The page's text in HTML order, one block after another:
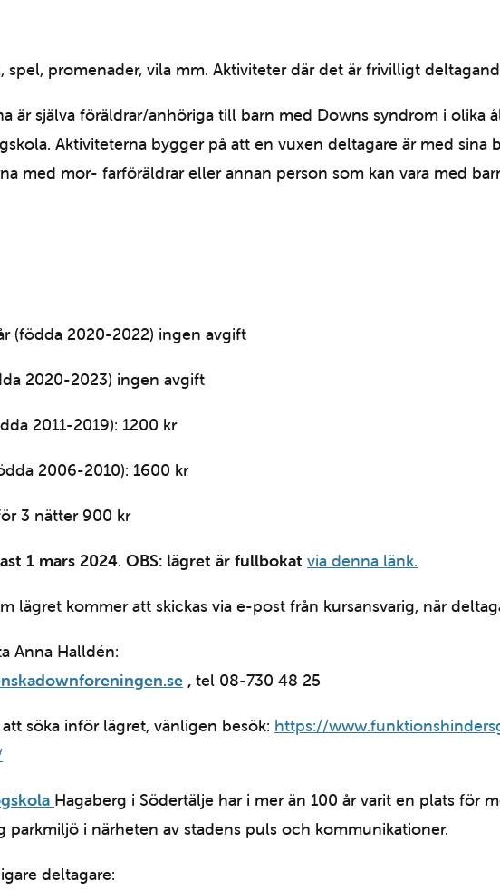
spel, promenader, vila mm. Aktiviteter där det är frivilligt
är själva föräldrar/anhöriga till barn med Downs syndrom i olika
Aktiviteterna bygger på att en vuxen deltagare är med sina
med mor- farföräldrar eller annan person som kan vara med
(födda 2020-2022) ingen avgift
2020-2023) ingen avgift
2011-2019): 1200 kr
2006-2010): 1600 kr
3 nätter 900 kr
1 mars 2024. OBS: lägret är fullbokat via denna länk.
lägret kommer att skickas via e-post från kursansvarig, när
Anna Halldén:
, tel 08-730 48 25
söka inför lägret, vänligen besök: https://
Hagaberg i Södertälje har i mer än 100 år varit en plats för
parkmiljö i närheten av stadens puls och kommunikationer.
deltagare: